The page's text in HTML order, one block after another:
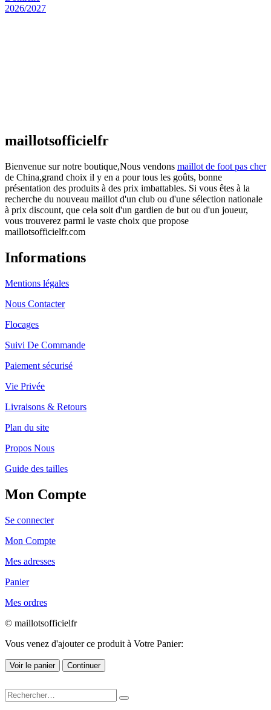
maillotsofficielfr
Bienvenue sur notre boutique,Nous vendons maillot de foot pas cher
de China,grand choix il y en a pour tous les goûts, bonne
présentation des produits à des prix imbattables. Si vous êtes à la
recherche du nouveau maillot d'un club ou d'une sélection nationale
à prix discount, que cela soit d'un gardien de but ou d'un joueur,
vous trouverez parmi le vaste choix que propose
maillotsofficielfr.com
Informations
Mentions légales
Nous Contacter
Flocages
Suivi De Commande
Paiement sécurisé
Vie Privée
Livraisons & Retours
Plan du site
Propos Nous
Guide des tailles
Mon Compte
Se connecter
Mon Compte
Mes adresses
Panier
Mes ordres
© maillotsofficielfr
Vous venez d'ajouter ce produit à Votre Panier:
Voir le panier Continuer